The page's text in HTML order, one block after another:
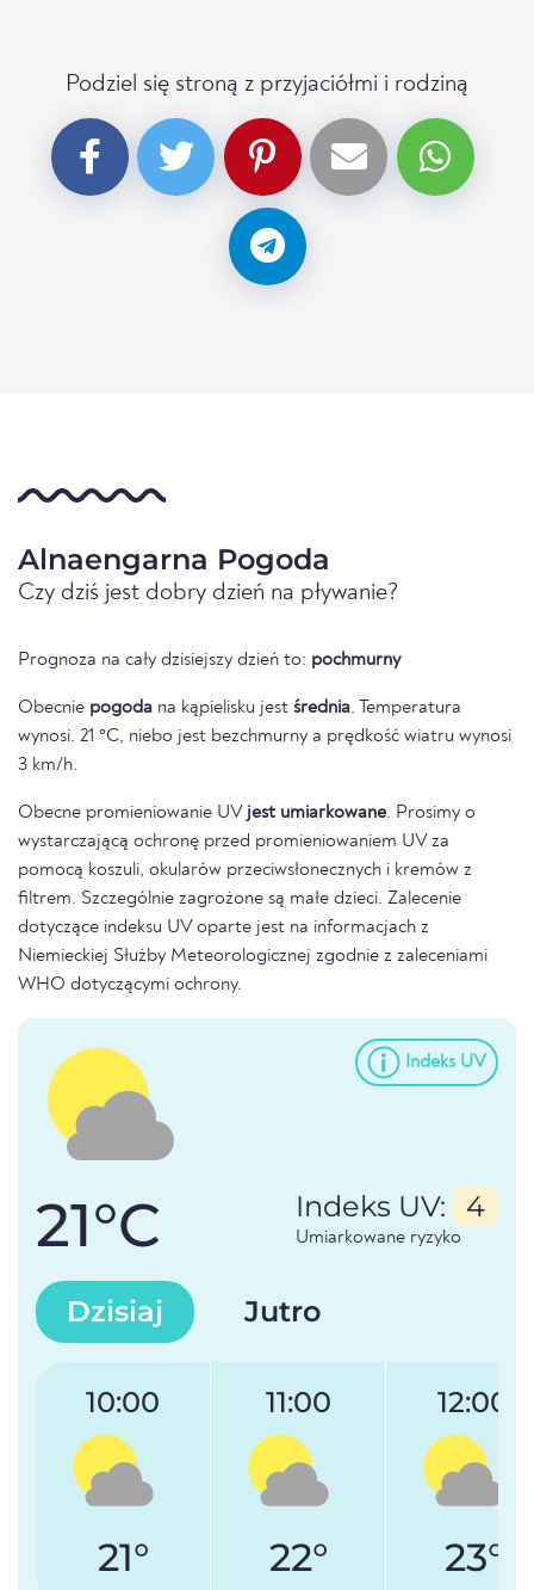
Podziel się stroną z przyjaciółmi i rodziną
Alnaengarna Pogoda
Czy dziś jest dobry dzień na pływanie?
Prognoza na cały dzisiejszy dzień to: pochmurny
Obecnie pogoda na kąpielisku jest średnia. Temperatura
wynosi. 21 °C, niebo jest bezchmurny a prędkość wiatru wynosi
3 km/h.
Obecne promieniowanie UV jest umiarkowane. Prosimy o
wystarczającą ochronę przed promieniowaniem UV za
pomocą koszuli, okularów przeciwsłonecznych i kremów z
filtrem. Szczególnie zagrożone są małe dzieci. Zalecenie
dotyczące indeksu UV oparte jest na informacjach z
Niemieckiej Służby Meteorologicznej zgodnie z zaleceniami
WHO dotyczącymi ochrony.
Indeks UV
21°C Indeks UV: 4
Umiarkowane ryzyko
Dzisiaj Jutro
10:00
21°
11:00
22°
12:00
23°